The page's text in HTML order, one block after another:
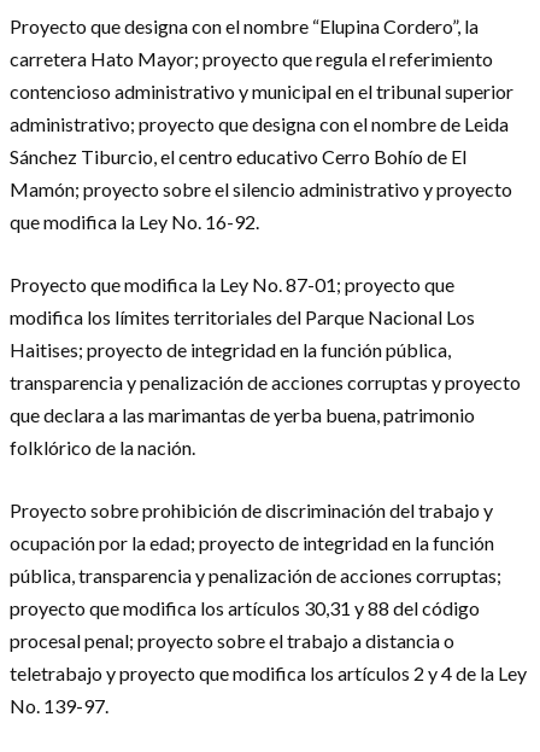
Proyecto que designa con el nombre “Elupina Cordero”, la
carretera Hato Mayor; proyecto que regula el referimiento
contencioso administrativo y municipal en el tribunal superior
administrativo; proyecto que designa con el nombre de Leida
Sánchez Tiburcio, el centro educativo Cerro Bohío de El
Mamón; proyecto sobre el silencio administrativo y proyecto
que modifica la Ley No. 16-92.
Proyecto que modifica la Ley No. 87-01; proyecto que
modifica los límites territoriales del Parque Nacional Los
Haitises; proyecto de integridad en la función pública,
transparencia y penalización de acciones corruptas y proyecto
que declara a las marimantas de yerba buena, patrimonio
folklórico de la nación.
Proyecto sobre prohibición de discriminación del trabajo y
ocupación por la edad; proyecto de integridad en la función
pública, transparencia y penalización de acciones corruptas;
proyecto que modifica los artículos 30,31 y 88 del código
procesal penal; proyecto sobre el trabajo a distancia o
teletrabajo y proyecto que modifica los artículos 2 y 4 de la Ley
No. 139-97.